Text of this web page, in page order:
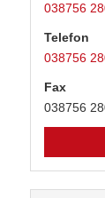
038756
Telefon
038756
Fax
038756